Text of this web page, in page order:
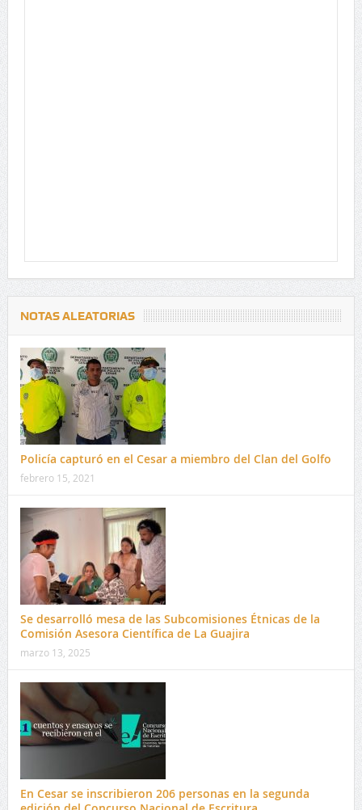
NOTAS ALEATORIAS
Policía capturó en el Cesar a miembro del Clan del Golfo
febrero 15, 2021
Se desarrolló mesa de las Subcomisiones Étnicas de la
Comisión Asesora Científica de La Guajira
marzo 13, 2025
En Cesar se inscribieron 206 personas en la segunda